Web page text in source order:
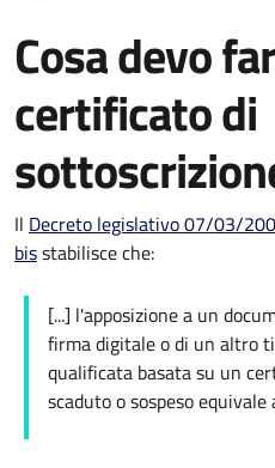
Cosa devo
certificato di
Il Decreto legislativo 07/03/
bisstabilisce che:
[...] l'apposizione a un
firma digitale o di un altro
qualificata basata su un
scaduto o sospeso